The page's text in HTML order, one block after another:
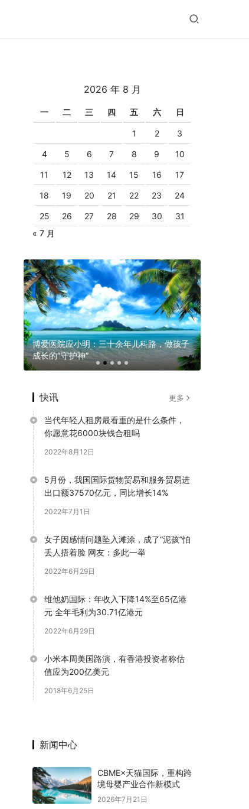
2026 年 8 月
一 二 三 四 五 六 日
1 2 3
4 5 6 7 8 9 10
11 12 13 14 15 16 17
18 19 20 21 22 23 24
25 26 27 28 29 30
31
« 7 月
博爱医院应小明：三十余年儿科路，做孩子
成长的“守护神”
快讯 更多
当代年轻人租房最看重的是什么条件，
你愿意花6000块钱合租吗
2022年8月12日
5月份，我国国际货物贸易和服务贸易进
出口额37570亿元，同比增长14%
2022年7月1日
女子因感情问题坠入滩涂，成了“泥孩”怕
丢人捂着脸 网友：多此一举
2022年6月29日
维他奶国际：年收入下降14%至65亿港
元 全年毛利为30.71亿港元
2022年6月29日
小米本周美国路演，有香港投资者称估
值应为200亿美元
2018年6月25日
新闻中心
CBME×天猫国际，重构跨
境母婴产业合作新模式
2026年7月21日